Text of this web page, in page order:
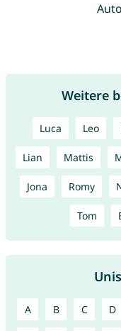
Weitere
Luca Leo
Lian Mattis
Jona Romy
Tom
A B C D